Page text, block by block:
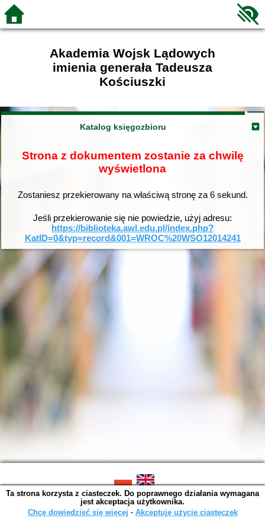
Akademia Wojsk Lądowych
imienia generała Tadeusza
Kościuszki
Katalog księgozbioru
Strona z dokumentem zostanie za chwilę
wyświetlona
Zostaniesz przekierowany na właściwą stronę za 6sekund.
Jeśli przekierowanie się nie powiedzie, użyj adresu:
https://biblioteka.awl.edu.pl/index.php?
KatID=0&typ=record&001=WROC%20WSO12014241
SOWA OPAC v. 6.11.9 (2026-07-21)
Wygenerowano w 0,0015 s.
Ta strona korzysta z ciasteczek. Do poprawnego działania wymagana
jest akceptacja użytkownika.
Chcę dowiedzieć się więcej ∙ Akceptuję użycie ciasteczek